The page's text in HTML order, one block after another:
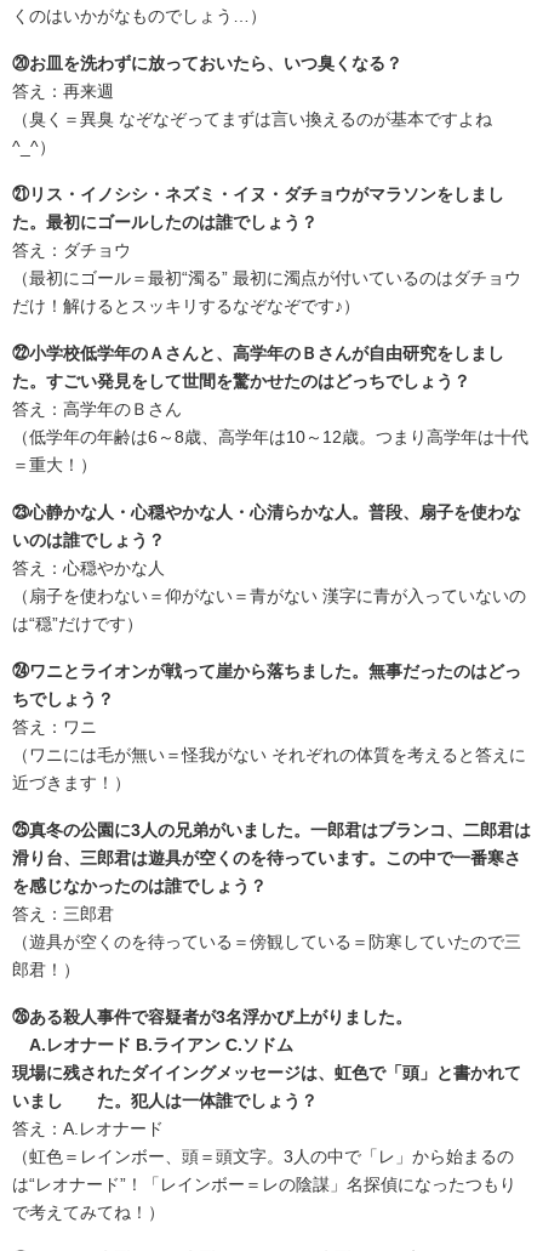
くのはいかがなものでしょう…）
⑳お皿を洗わずに放っておいたら、いつ臭くなる？
答え：再来週
（臭く＝異臭 なぞなぞってまずは言い換えるのが基本ですよね
^_^）
㉑リス・イノシシ・ネズミ・イヌ・ダチョウがマラソンをしまし
た。最初にゴールしたのは誰でしょう？
答え：ダチョウ
（最初にゴール＝最初“濁る” 最初に濁点が付いているのはダチョウ
だけ！解けるとスッキリするなぞなぞです♪）
㉒小学校低学年のＡさんと、高学年のＢさんが自由研究をしまし
た。すごい発見をして世間を驚かせたのはどっちでしょう？
答え：高学年のＢさん
（低学年の年齢は6～8歳、高学年は10～12歳。つまり高学年は十代
＝重大！）
㉓心静かな人・心穏やかな人・心清らかな人。普段、扇子を使わな
いのは誰でしょう？
答え：心穏やかな人
（扇子を使わない＝仰がない＝青がない 漢字に青が入っていないの
は“穏”だけです）
㉔ワニとライオンが戦って崖から落ちました。無事だったのはどっ
ちでしょう？
答え：ワニ
（ワニには毛が無い＝怪我がない それぞれの体質を考えると答えに
近づきます！）
㉕真冬の公園に3人の兄弟がいました。一郎君はブランコ、二郎君は
滑り台、三郎君は遊具が空くのを待っています。この中で一番寒さ
を感じなかったのは誰でしょう？
答え：三郎君
（遊具が空くのを待っている＝傍観している＝防寒していたので三
郎君！）
㉖ある殺人事件で容疑者が3名浮かび上がりました。
A.レオナード B.ライアン C.ソドム
現場に残されたダイイングメッセージは、虹色で「頭」と書かれて
いまし た。犯人は一体誰でしょう？
答え：A.レオナード
（虹色＝レインボー、頭＝頭文字。3人の中で「レ」から始まるの
は“レオナード”！「レインボー＝レの陰謀」名探偵になったつもり
で考えてみてね！）